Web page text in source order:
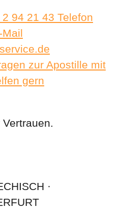
94 21 43 Telefon
Mail
zur Apostille mit
gern
·